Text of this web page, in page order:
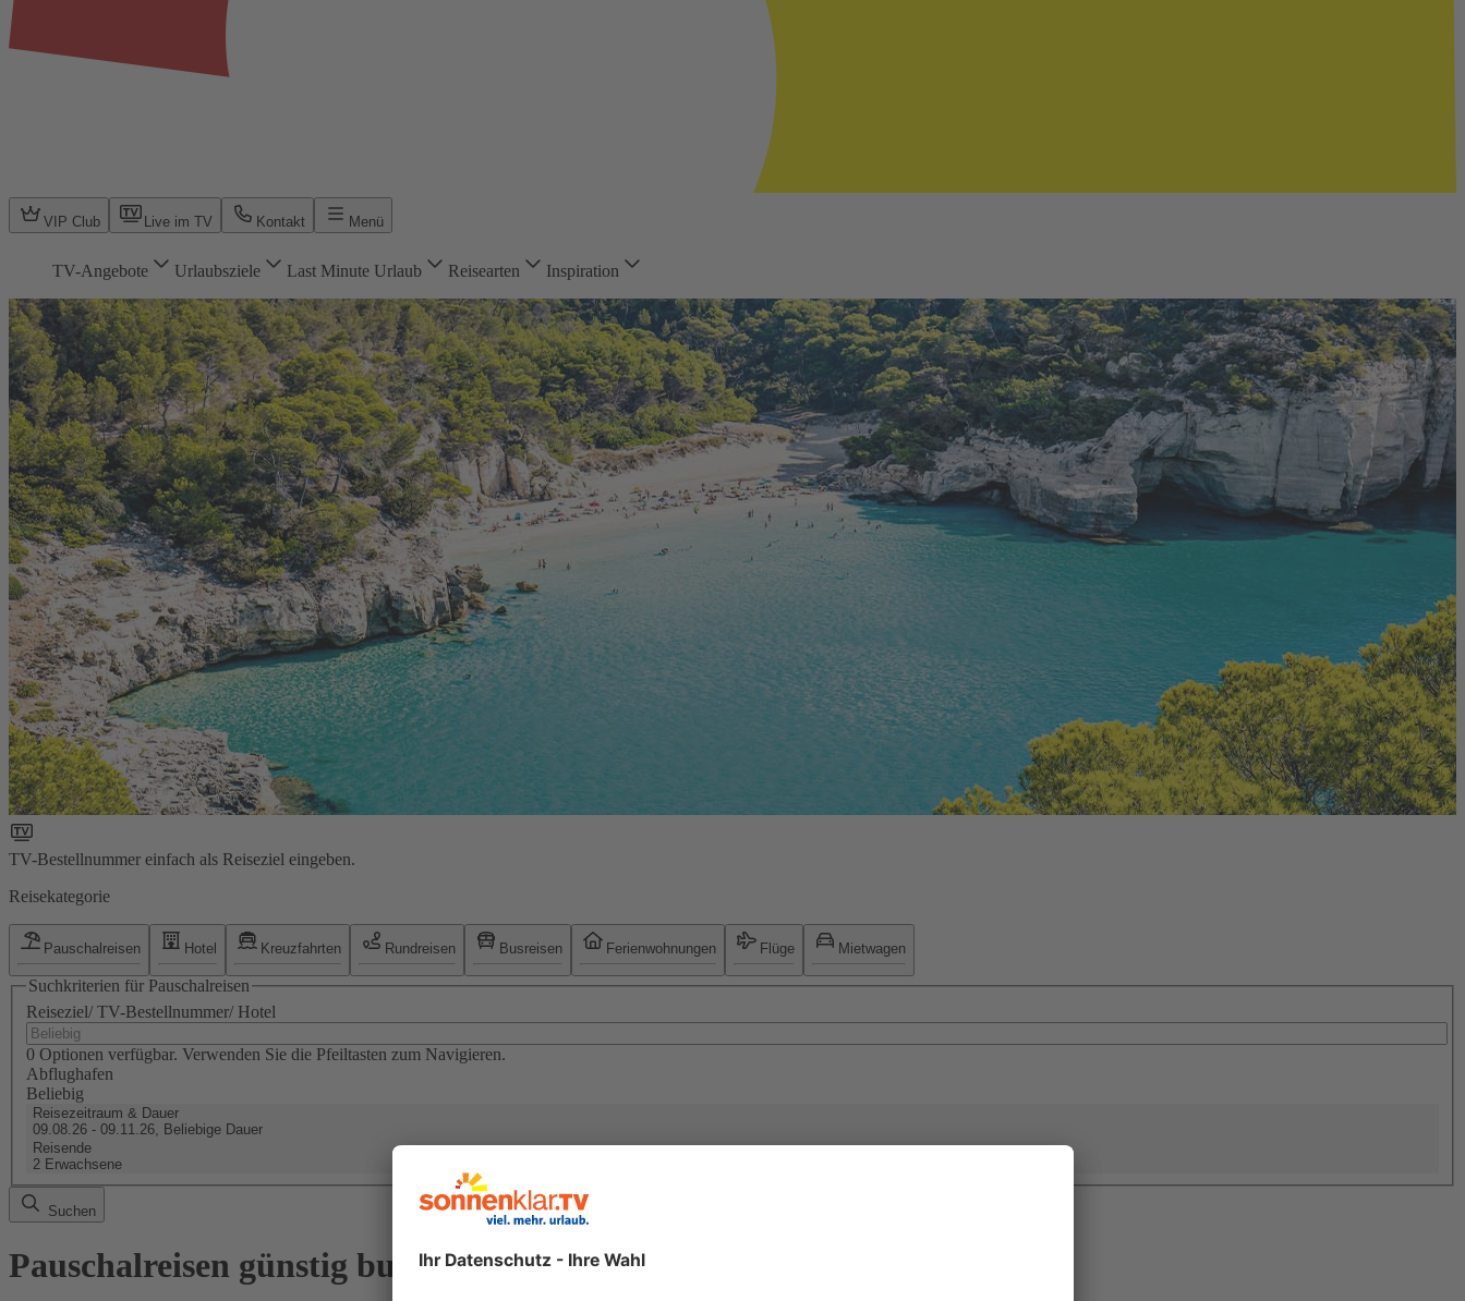
VIP Club Live im TV Kontakt Menü
TV-Angebote Urlaubsziele Last Minute Urlaub Reisearten Inspiration
TV-Bestellnummer einfach als Reiseziel eingeben.
Reisekategorie
Pauschalreisen Hotel Kreuzfahrten Rundreisen Busreisen Ferienwohnungen Flüge Mietwagen
Suchkriterien für Pauschalreisen
Reiseziel/ TV-Bestellnummer/ Hotel
0 Optionen verfügbar. Verwenden Sie die Pfeiltasten zum Navigieren.
Abflughafen
Beliebig
Reisezeitraum & Dauer
09.08.26 - 09.11.26, Beliebige Dauer
Reisende
2 Erwachsene
Suchen
Pauschalreisen günstig buchen